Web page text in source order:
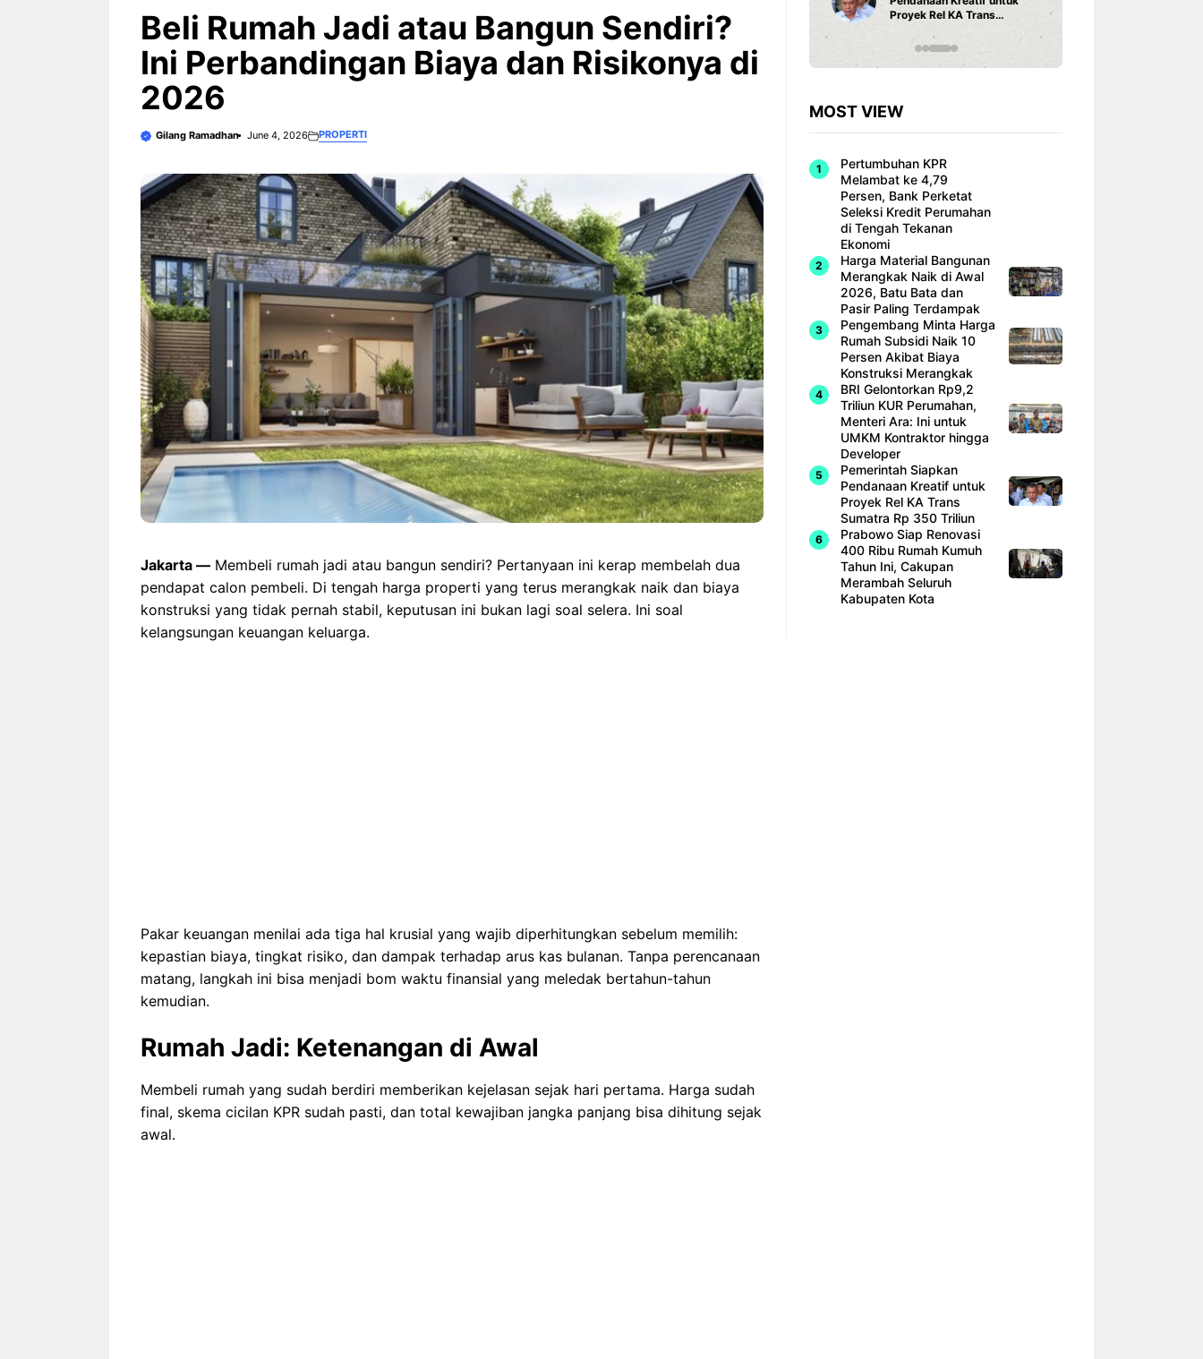
Beli Rumah Jadi atau Bangun Sendiri?
Ini Perbandingan Biaya dan Risikonya di
2026
Gilang Ramadhan June 4, 2026 PROPERTI
Jakarta — Membeli rumah jadi atau bangun sendiri? Pertanyaan ini kerap membelah dua
pendapat calon pembeli. Di tengah harga properti yang terus merangkak naik dan biaya
konstruksi yang tidak pernah stabil, keputusan ini bukan lagi soal selera. Ini soal
kelangsungan keuangan keluarga.
Pakar keuangan menilai ada tiga hal krusial yang wajib diperhitungkan sebelum memilih:
kepastian biaya, tingkat risiko, dan dampak terhadap arus kas bulanan. Tanpa perencanaan
matang, langkah ini bisa menjadi bom waktu finansial yang meledak bertahun-tahun
kemudian.
Rumah Jadi: Ketenangan di Awal
Membeli rumah yang sudah berdiri memberikan kejelasan sejak hari pertama. Harga sudah
final, skema cicilan KPR sudah pasti, dan total kewajiban jangka panjang bisa dihitung sejak
awal.
Fi dan Efisiensi Energi untuk
Hunian Modern
Guyuran Dana Pemerintah
Rp276 Triliun
Proyek Rel KA Trans
MOST VIEW
Pertumbuhan KPR
Melambat ke 4,79
Persen, Bank Perketat
Seleksi Kredit Perumahan
di Tengah Tekanan
Ekonomi
Harga Material Bangunan
Merangkak Naik di Awal
2026, Batu Bata dan
Pasir Paling Terdampak
Pengembang Minta Harga
Rumah Subsidi Naik 10
Persen Akibat Biaya
Konstruksi Merangkak
BRI Gelontorkan Rp9,2
Triliun KUR Perumahan,
Menteri Ara: Ini untuk
UMKM Kontraktor hingga
Developer
Pemerintah Siapkan
Pendanaan Kreatif untuk
Proyek Rel KA Trans
Sumatra Rp 350 Triliun
Prabowo Siap Renovasi
400 Ribu Rumah Kumuh
Tahun Ini, Cakupan
Merambah Seluruh
Kabupaten Kota